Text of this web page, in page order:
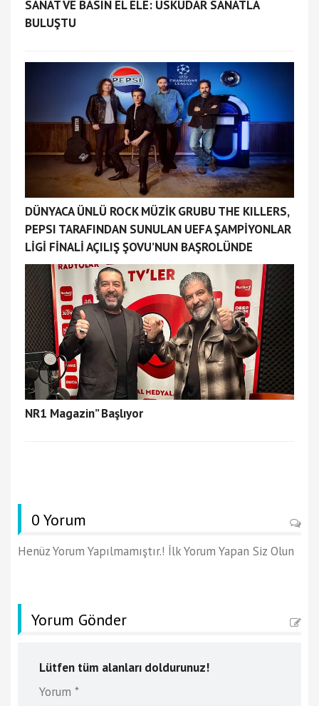
SANAT VE BASIN EL ELE: ÜSKÜDAR SANATLA
BULUŞTU
DÜNYACA ÜNLÜ ROCK MÜZİK GRUBU THE KILLERS,
PEPSI TARAFINDAN SUNULAN UEFA ŞAMPİYONLAR
LİGİ FİNALİ AÇILIŞ ŞOVU’NUN BAŞROLÜNDE
NR1 Magazin” Başlıyor
0 Yorum
Henüz Yorum Yapılmamıştır.! İlk Yorum Yapan Siz Olun
Yorum Gönder
Lütfen tüm alanları doldurunuz!
Yorum *